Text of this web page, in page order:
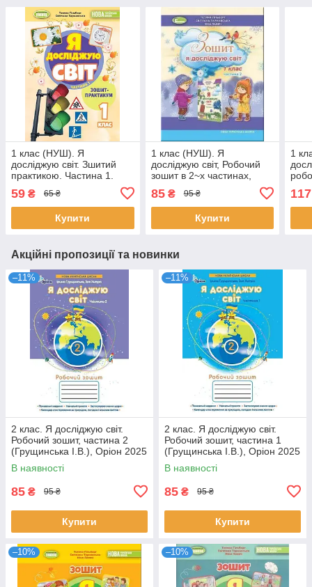
1 клас (НУШ). Я
досліджую світ. Зшитий
практикою. Частина 1.
(Гільберг Т., Тарнавська
С., Павич Н.), Генеза
59 ₴ 65 ₴
Купити
1 клас (НУШ). Я
досліджую світ, Робочий
зошит в 2~х частинах,
Тарнавська С., Павич Н.),
Генеза
85₴ 95 ₴
Купити
1
117
Акційні пропозиції та новинки
–11%
2 клас. Я досліджую світ.
Робочий зошит, частина 2
(Грущинська І.В.), Оріон 2025
В наявності
85 ₴ 95 ₴
Купити
–11%
2 клас. Я досліджую світ.
Робочий зошит, частина 1
(Грущинська І.В.), Оріон 2025
В наявності
85 ₴ 95 ₴
Купити
–10% –10%